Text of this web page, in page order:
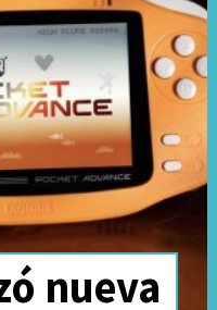
nueva